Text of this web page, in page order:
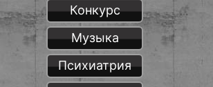
Конкурс
Музыка
Психиатрия